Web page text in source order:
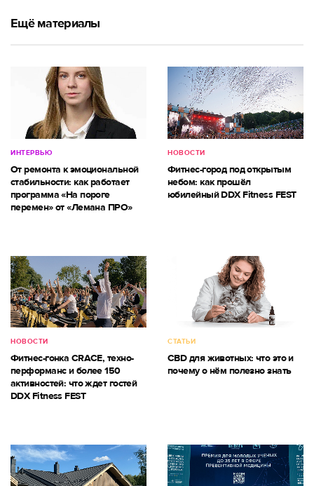
Ещё материалы
ИНТЕРВЬЮ
От ремонта к эмоциональной
стабильности: как работает
программа «На пороге
перемен» от «Лемана ПРО»
НОВОСТИ
Фитнес-город под открытым
небом: как прошёл
юбилейный DDX Fitness FEST
НОВОСТИ
Фитнес-гонка CRACE, техно-
перформанс и более 150
активностей: что ждет гостей
DDX Fitness FEST
СТАТЬИ
CBD для животных: что это и
почему о нём полезно знать